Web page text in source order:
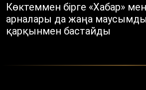
Көктеммен бірге «Хабар»
арналары да жаңа
қарқынмен бастайды